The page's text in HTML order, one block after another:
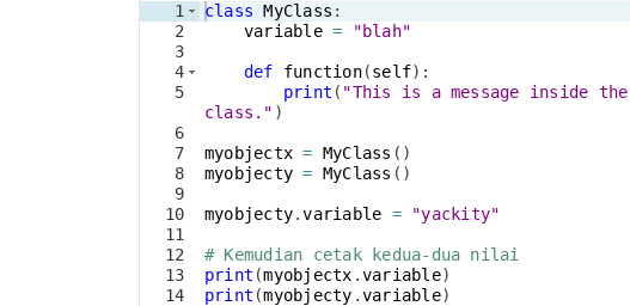
1
2
3
4
5
6
7
8
9
10
11
12
13
14
class MyClass :
variable = "blah"
def function(self) :
print ( "This is a message inside the
class." )
myobjectx = MyClass ( )
myobjecty = MyClass ( )
myobjecty.variable = "yackity"
# Kemudian cetak kedua-dua nilai
print (myobjectx .variable)
print (myobjecty .variable)